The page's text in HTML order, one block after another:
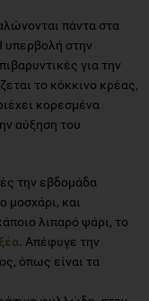
πάντα στα
υπερβολή στην
για την
το κόκκινο κρέας,
κορεσμένα
αύξηση του
την εβδομάδα
μοσχάρι, και
λιπαρό ψάρι, το
. Απέφυγε την
όπως είναι τα